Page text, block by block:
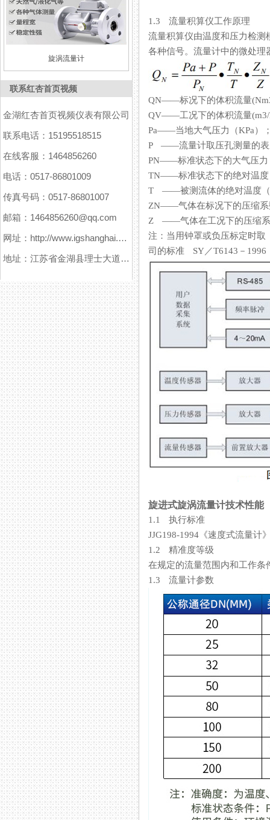
旋涡流量计
联系红杏首页视频
金湖红杏首页视频仪表有限公司
联系电话：15195518515
在线客服：1464856260
电话：0517-86801009
传真号码：0517-86801007
邮箱：1464856260@qq.com
网址：http://www.igshanghai.com
地址：江苏省金湖县理士大道61号
1.3 流量积算仪工作原理
流量积算仪由温度和压力检测模
各种信号。流量计中的微处理
QN——标况下的体积流量
QV——工况下的体积流量
Pa——当地大气压力（KPa）
P ——流量计取压孔测量的表压
PN——标准状态下的大气压力
TN——标准状态下的绝对温度
T ——被测流体的绝对温度（K）
ZN——气体在标况下的压缩系数
Z ——气体在工况下的压缩系数
注：当用钟罩或负压标定
司的标准 SY／T6143－1996
旋进式旋涡流量计技术性能
1.1 执行标准
JJG198-1994《速度式流量计
1.2 精准度等级
在规定的流量范围内和工作条
1.3 流量计参数